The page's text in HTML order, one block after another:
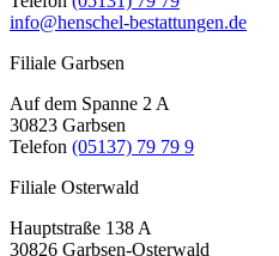
info@henschel-bestattungen.de
Filiale Garbsen
Auf dem Spanne 2 A
30823 Garbsen
Telefon (05137) 79 79 9
Filiale Osterwald
Hauptstraße 138 A
30826 Garbsen-Osterwald